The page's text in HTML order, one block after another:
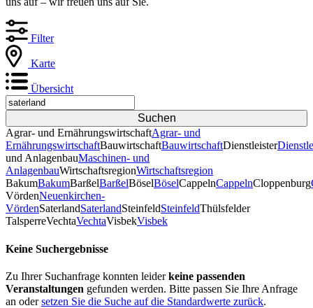
Filter
Karte
Übersicht
Agrar- und ErnährungswirtschaftAgrar- und
ErnährungswirtschaftBauwirtschaftBauwirtschaftDienstleister
und AnlagenbauMaschinen- und
AnlagenbauWirtschaftsregionWirtschaftsregion
BakumBakumBarßelBarßelBöselBöselCappelnCappelnCloppenburg
VördenNeuenkirchen-
VördenSaterlandSaterlandSteinfeldSteinfeldThülsfelder
TalsperreVechtaVechtaVisbekVisbek
Keine Suchergebnisse
Zu Ihrer Suchanfrage konnten leiderkeine passenden
Veranstaltungen gefunden werden. Bitte passen Sie Ihre Anfrage
an odersetzen Sie die Suche auf die Standardwerte zurück.